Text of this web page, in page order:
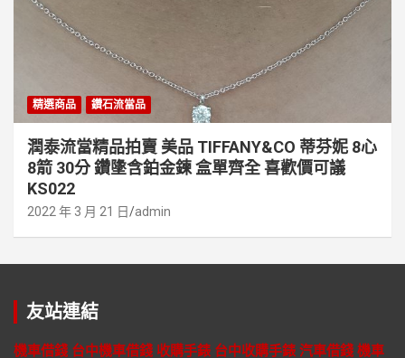
精選商品 鑽石流當品
潤泰流當精品拍賣 美品 TIFFANY&CO 蒂芬妮 8心
8箭 30分 鑽墬含鉑金鍊 盒單齊全 喜歡價可議
KS022
2022 年 3 月 21 日 admin
友站連結
機車借錢 台中機車借錢 收購手錶 台中收購手錶 汽車借錢 機車